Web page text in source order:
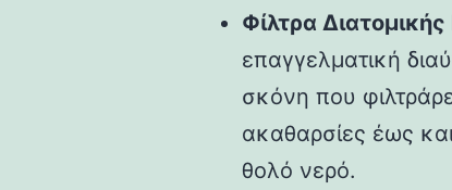
Φίλτρα
επαγγελματική
σκόνη που
ακαθαρσίες έως
θολό νερό.